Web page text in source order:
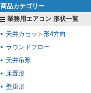
商品カテゴリー
業務用エアコン 形状一覧
天井カセット形4方向
ラウンドフロー
天井吊形
床置形
壁掛形